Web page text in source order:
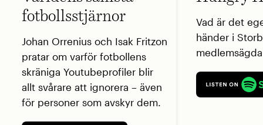
fotbollsstjärnor
Johan Orrenius och Isak Fritzon
pratar om varför fotbollens
skräniga Youtubeprofiler blir
allt svårare att ignorera – även
för personer som avskyr dem.
Vad är det
händer i